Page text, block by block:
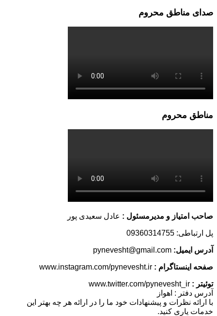
صدای مناطق محروم
مناطق محروم
صاحب امتیاز و مدیرمسئول : عادل سعیدی پور
پل ارتباطی: 09360314755
آدرس ایمیل:
صفحه اینستاگرام :
توئیتر :
آدرس دفتر : اهواز
با ارائه نظرات و پیشنهادات خود ما را در ارائه هر چه بهتر این
خدمات یاری کنید.